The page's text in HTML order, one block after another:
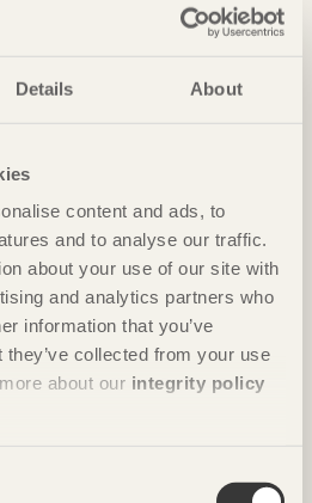
Details About
content and ads, to
and to analyse our traffic.
about your use of our site with
and analytics partners who
information that you’ve
collected from your use
about our integrity policy
bästa materialmixen
Kley Partner